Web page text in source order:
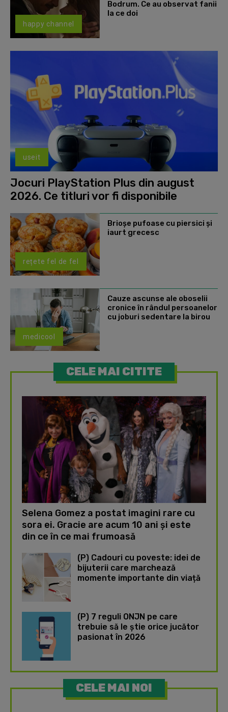
happy channel
Bodrum. Ce au observat fanii
la ce doi
useit
Jocuri PlayStation Plus din august
2026. Ce titluri vor fi disponibile
rețete fel de fel
Brioșe pufoase cu piersici și
iaurt grecesc
medicool
Cauze ascunse ale oboselii
cronice în rândul persoanelor
cu joburi sedentare la birou
CELE MAI CITITE
Selena Gomez a postat imagini rare cu
sora ei. Gracie are acum 10 ani și este
din ce în ce mai frumoasă
(P) Cadouri cu poveste: idei de
bijuterii care marchează
momente importante din viață
(P) 7 reguli ONJN pe care
trebuie să le știe orice jucător
pasionat în 2026
CELE MAI NOI